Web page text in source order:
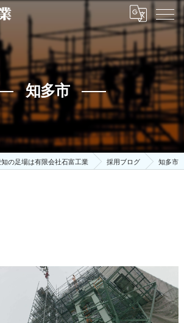
知多市
の足場は有限会社石富工業 採用ブログ 知多市